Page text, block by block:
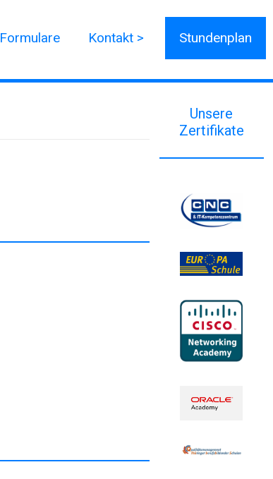
Formulare Kontakt > Stundenplan
Unsere
Zertifikate